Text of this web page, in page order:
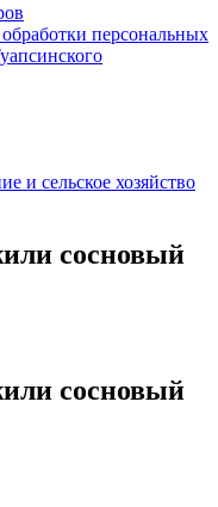
персональных
и сельское хозяйство
сосновый
сосновый